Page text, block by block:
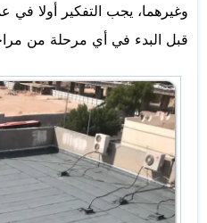
وغيرهما، يجب التفكير أولا
قبل البدء في أي مرحلة من